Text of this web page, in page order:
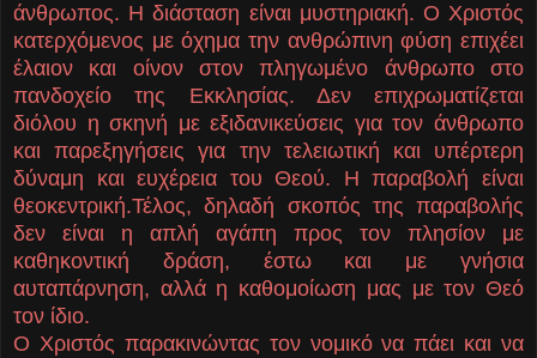
άνθρωπος. Η διάσταση είναι μυστηριακή. Ο Χριστός
κατερχόμενος με όχημα την ανθρώπινη φύση επιχέει
έλαιον και οίνον στον πληγωμένο άνθρωπο στο
πανδοχείο της Εκκλησίας. Δεν επιχρωματίζεται
διόλου η σκηνή με εξιδανικεύσεις για τον άνθρωπο
και παρεξηγήσεις για την τελειωτική και υπέρτερη
δύναμη και ευχέρεια του Θεού. Η παραβολή είναι
θεοκεντρική.Τέλος, δηλαδή σκοπός της παραβολής
δεν είναι η απλή αγάπη προς τον πλησίον με
καθηκοντική δράση, έστω και με γνήσια
αυταπάρνηση, αλλά η καθομοίωση μας με τον Θεό
τον ίδιο.
Ο Χριστός παρακινώντας τον νομικό να πάει και να